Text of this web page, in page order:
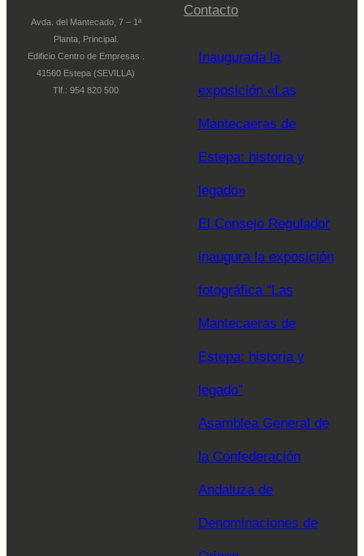
Avda. del Mantecado, 7 – 1ª
Planta, Principal.
Edificio Centro de Empresas .
41560 Estepa (SEVILLA)
Tlf.: 954 820 500
Contacto
Inaugurada la
exposición «Las
Mantecaeras de
Estepa: historia y
legado»
El Consejo Regulador
inaugura la exposición
fotográfica “Las
Mantecaeras de
Estepa: historia y
legado”
Asamblea General de
la Confederación
Andaluza de
Denominaciones de